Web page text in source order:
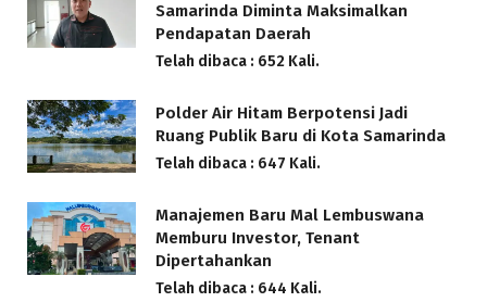
Samarinda Diminta Maksimalkan
Pendapatan Daerah
Telah dibaca : 652 Kali.
Polder Air Hitam Berpotensi Jadi
Ruang Publik Baru di Kota Samarinda
Telah dibaca : 647 Kali.
Manajemen Baru Mal Lembuswana
Memburu Investor, Tenant
Dipertahankan
Telah dibaca : 644 Kali.